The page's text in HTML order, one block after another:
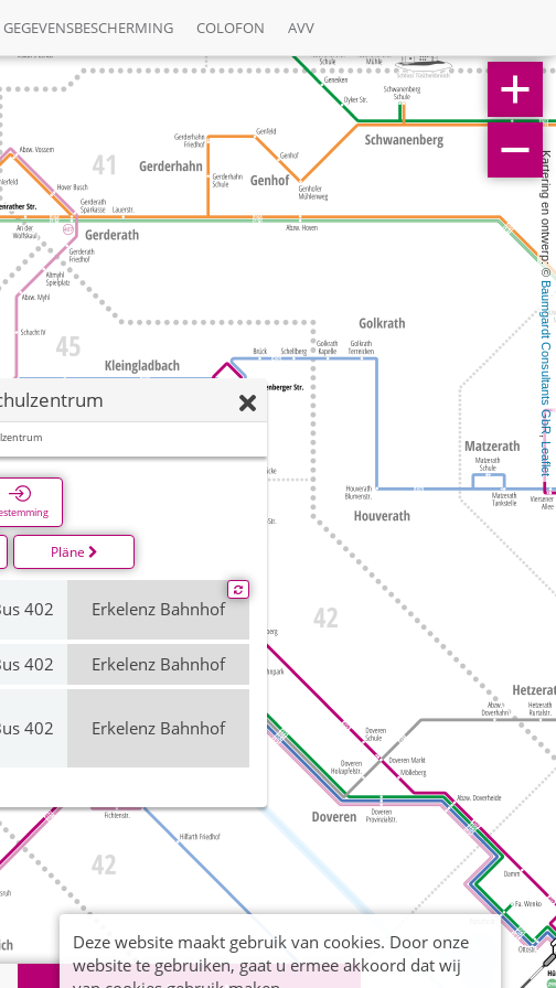
GEGEVENSBESCHERMING COLOFON AVV
Kartering en ontwerp: ©
Baumgardt Consultants GbR
,
Leaflet
Pläne
402 Erkelenz Bahnhof
402 Erkelenz Bahnhof
402 Erkelenz Bahnhof
Deze website maakt gebruik van cookies. Door onze
website te gebruiken, gaat u ermee akkoord dat wij